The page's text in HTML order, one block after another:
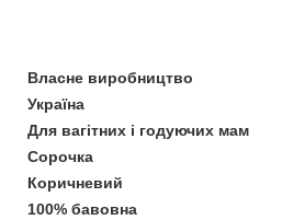
Власне виробництво
Україна
Для вагітних і годуючих мам
Сорочка
Коричневий
100% бавовна